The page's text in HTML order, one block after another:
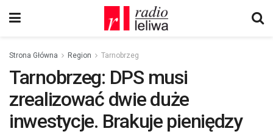
Strona Główna Region Tarnobrzeg
Tarnobrzeg: DPS musi
zrealizować dwie duże
inwestycje. Brakuje pieniędzy